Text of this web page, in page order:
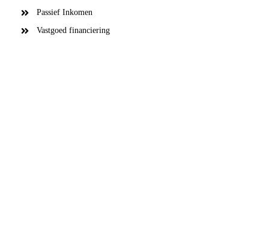
Passief Inkomen
Vastgoed financiering